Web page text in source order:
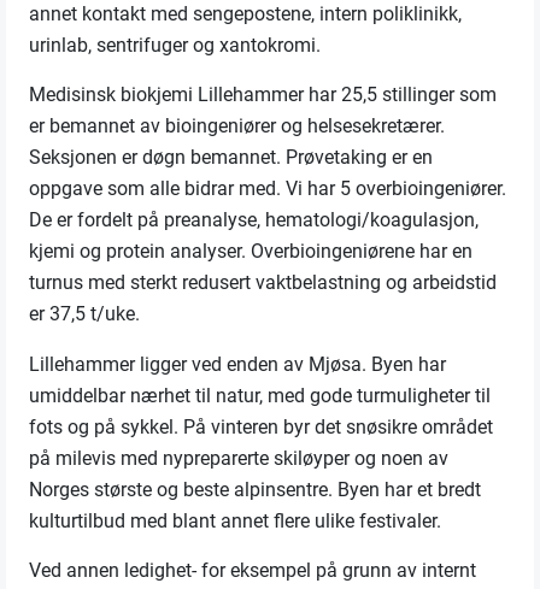
annet kontakt med sengepostene, intern poliklinikk,
urinlab, sentrifuger og xantokromi.
Medisinsk biokjemi Lillehammer har 25,5 stillinger som
er bemannet av bioingeniører og helsesekretærer.
Seksjonen er døgn bemannet. Prøvetaking er en
oppgave som alle bidrar med. Vi har 5 overbioingeniører.
De er fordelt på preanalyse, hematologi/koagulasjon,
kjemi og protein analyser. Overbioingeniørene har en
turnus med sterkt redusert vaktbelastning og arbeidstid
er 37,5 t/uke.
Lillehammer ligger ved enden av Mjøsa. Byen har
umiddelbar nærhet til natur, med gode turmuligheter til
fots og på sykkel. På vinteren byr det snøsikre området
på milevis med nypreparerte skiløyper og noen av
Norges største og beste alpinsentre. Byen har et bredt
kulturtilbud med blant annet flere ulike festivaler.
Ved annen ledighet- for eksempel på grunn av internt